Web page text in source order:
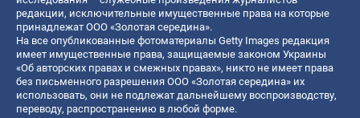
редакции, исключительные имущественные права на которые
принадлежат ООО «Золотая середина».
На все опубликованные фотоматериалы Getty Images редакция
имеет имущественные права, защищаемые законом Украины
«Об авторских правах и смежных правах», никто не имеет права
без письменного разрешения ООО «Золотая середина» их
использовать, они не подлежат дальнейшему воспроизводству,
переводу, распространению в любой форме.